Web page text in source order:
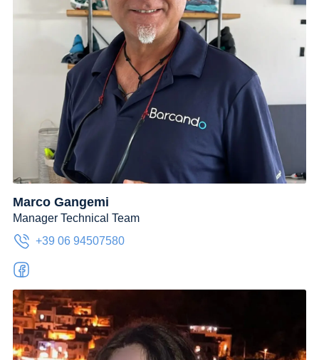
Marco Gangemi
Manager Technical Team
+39 06 94507580